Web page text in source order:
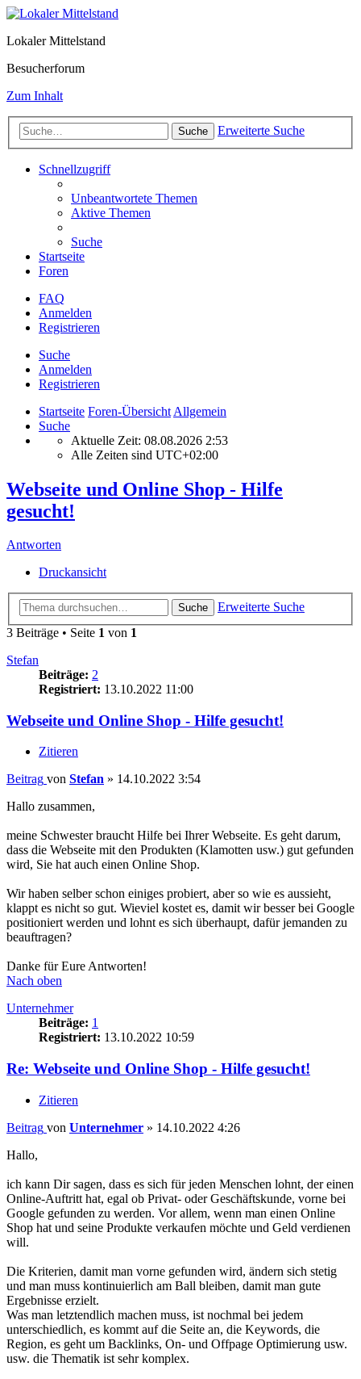
Lokaler Mittelstand
Besucherforum
Zum Inhalt
Suche Erweiterte Suche
Schnellzugriff
Unbeantwortete Themen
Aktive Themen
Suche
Startseite
Foren
FAQ
Anmelden
Registrieren
Suche
Anmelden
Registrieren
Startseite Foren-Übersicht Allgemein
Suche
Aktuelle Zeit: 08.08.2026 2:53
Alle Zeiten sind UTC+02:00
Webseite und Online Shop - Hilfe
gesucht!
Antworten
Druckansicht
Suche
Erweiterte Suche
3 Beiträge • Seite 1 von 1
Stefan
Beiträge: 2
Registriert: 13.10.2022 11:00
Webseite und Online Shop - Hilfe gesucht!
Zitieren
Beitrag von Stefan » 14.10.2022 3:54
Hallo zusammen,
meine Schwester braucht Hilfe bei Ihrer Webseite. Es geht darum,
dass die Webseite mit den Produkten (Klamotten usw.) gut gefunden
wird, Sie hat auch einen Online Shop.
Wir haben selber schon einiges probiert, aber so wie es aussieht,
klappt es nicht so gut. Wieviel kostet es, damit wir besser bei Google
positioniert werden und lohnt es sich überhaupt, dafür jemanden zu
beauftragen?
Danke für Eure Antworten!
Nach oben
Unternehmer
Beiträge: 1
Registriert: 13.10.2022 10:59
Re: Webseite und Online Shop - Hilfe gesucht!
Zitieren
Beitrag von Unternehmer » 14.10.2022 4:26
Hallo,
ich kann Dir sagen, dass es sich für jeden Menschen lohnt, der einen
Online-Auftritt hat, egal ob Privat- oder Geschäftskunde, vorne bei
Google gefunden zu werden. Vor allem, wenn man einen Online
Shop hat und seine Produkte verkaufen möchte und Geld verdienen
will.
Die Kriterien, damit man vorne gefunden wird, ändern sich stetig
und man muss kontinuierlich am Ball bleiben, damit man gute
Ergebnisse erzielt.
Was man letztendlich machen muss, ist nochmal bei jedem
unterschiedlich, es kommt auf die Seite an, die Keywords, die
Region, es geht um Backlinks, On- und Offpage Optimierung usw.
usw. die Thematik ist sehr komplex.